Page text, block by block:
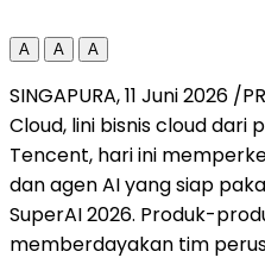
A A A
SINGAPURA, 11 Juni 2026
Cloud, lini bisnis cloud dari
Tencent, hari ini
dan agen AI yang siap
SuperAI 2026. Produk-
memberdayakan tim